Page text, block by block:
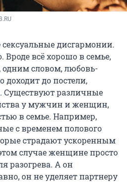
дисгармонии.
Вроде всё хорошо в семье,
словом, любовь-
доходит до постели,
Существуют различные
у мужчин и женщин,
в семье. Например,
с временем полового
страдают ускоренным
случае женщине просто
разогрева. А он
он не уделяет партнеру